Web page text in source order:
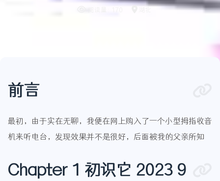
前言
最初，由于实在无聊，我便在网上购入了一个小型拇指收音
机来听电台，发现效果并不是很好，后面被我的父亲所知
Chapter 1 初识它 2023 9